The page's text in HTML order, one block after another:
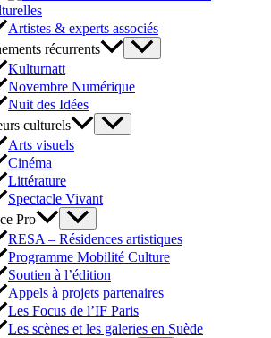
Artistes & experts associés
récurrents
Kulturnatt
Novembre Numérique
Nuit des Idées
culturels
Arts visuels
Cinéma
Littérature
Spectacle Vivant
Pro
RESA – Résidences artistiques
Programme Mobilité Culture
Soutien à l’édition
Appels à projets partenaires
Les Focus de l’IF Paris
Les scènes et les galeries en Suède